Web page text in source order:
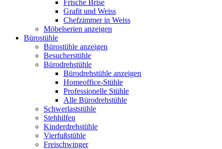
Frische Brise
Grafit und Weiss
Chefzimmer in Weiss
Möbelserien anzeigen
Bürostühle
Bürostühle anzeigen
Besucherstühle
Bürodrehstühle
Bürodrehstühle anzeigen
Homeoffice-Stühle
Professionelle Stühle
Alle Bürodrehstühle
Schwerlaststühle
Stehhilfen
Kinderdrehstühle
Vierfußstühle
Freischwinger